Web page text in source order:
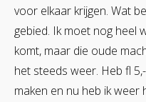
voor elkaar krijgen. Wat
gebied. Ik moet nog heel
komt, maar die oude
het steeds weer. Heb fl
maken en nu heb ik weer